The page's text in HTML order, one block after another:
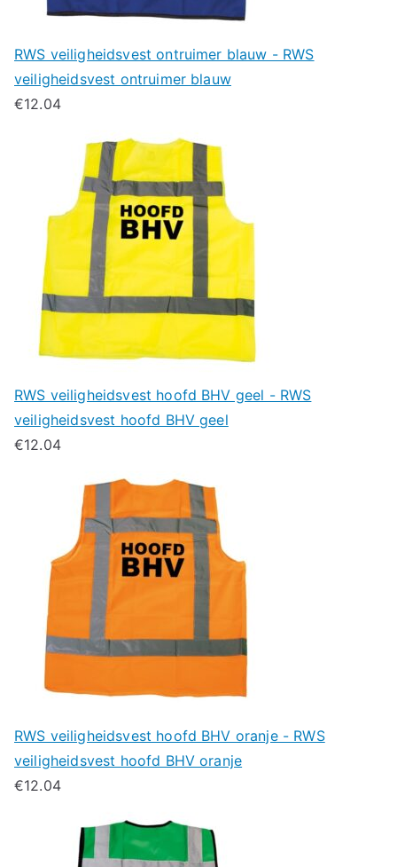
RWS veiligheidsvest ontruimer blauw - RWS
veiligheidsvest ontruimer blauw
€12.04
RWS veiligheidsvest hoofd BHV geel - RWS
veiligheidsvest hoofd BHV geel
€12.04
RWS veiligheidsvest hoofd BHV oranje - RWS
veiligheidsvest hoofd BHV oranje
€12.04